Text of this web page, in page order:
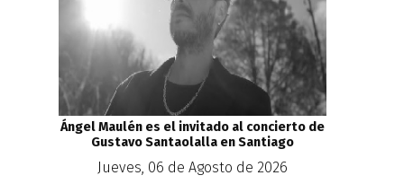
Ángel Maulén es el invitado al concierto de
Gustavo Santaolalla en Santiago
Jueves, 06 de Agosto de 2026